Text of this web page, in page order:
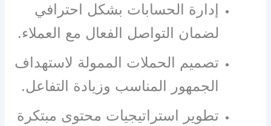
إدارة الحسابات بشكل احترافي
لضمان التواصل الفعال مع العملاء.
تصميم الحملات الممولة لاستهداف
الجمهور المناسب وزيادة التفاعل.
تطوير استراتيجيات محتوى مبتكرة